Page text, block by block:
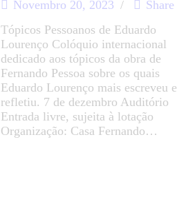
Novembro 20, 2023
Share
Tópicos Pessoanos de Eduardo
Lourenço Colóquio internacional
dedicado aos tópicos da obra de
Fernando Pessoa sobre os quais
Eduardo Lourenço mais escreveu e
refletiu. 7 de dezembro Auditório
Entrada livre, sujeita à lotação
Organização: Casa Fernando…